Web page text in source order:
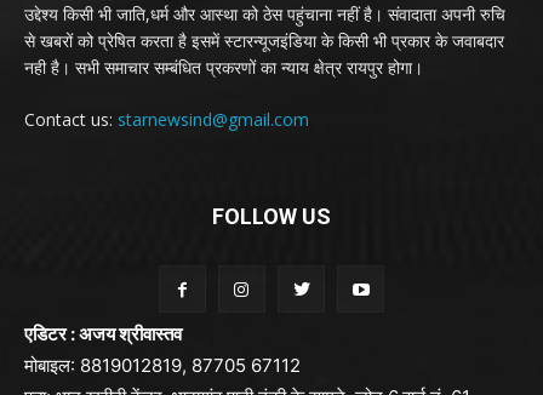
उद्देश्य किसी भी जाति,धर्म और आस्था को ठेस पहुंचाना नहीं है। संवादाता अपनी रुचि
से खबरों को प्रेषित करता है इसमें स्टारन्यूजइंडिया के किसी भी प्रकार के जवाबदार
नही है। सभी समाचार सम्बंधित प्रकरणों का न्याय क्षेत्र रायपुर होगा।
Contact us: starnewsind@gmail.com
FOLLOW US
एडिटर : अजय श्रीवास्तव
मोबाइल: 8819012819, 87705 67112